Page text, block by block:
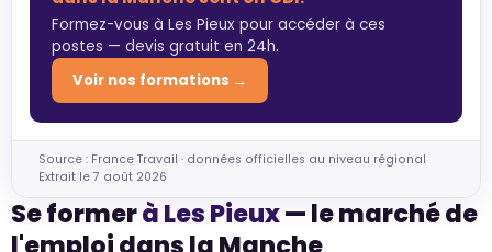
Formez-vous à Les Pieux pour accéder à ces
postes — devis gratuit en 24h.
Voir nos formations →
Source : France Travail · données officielles au niveau régional
Extrait le 7 août 2026
Se formerà Les Pieux— le marché de